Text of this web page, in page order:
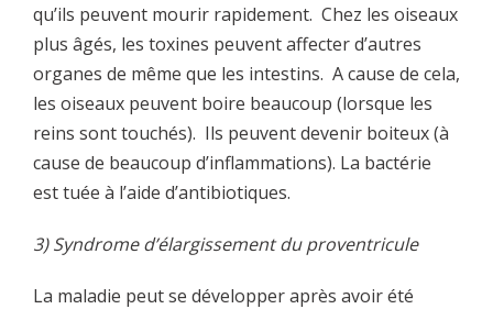
qu’ils peuvent mourir rapidement. Chez les oiseaux
plus âgés, les toxines peuvent affecter d’autres
organes de même que les intestins. A cause de cela,
les oiseaux peuvent boire beaucoup (lorsque les
reins sont touchés). Ils peuvent devenir boiteux (à
cause de beaucoup d’inflammations). La bactérie
est tuée à l’aide d’antibiotiques.
3) Syndrome d’élargissement du proventricule
La maladie peut se développer après avoir été